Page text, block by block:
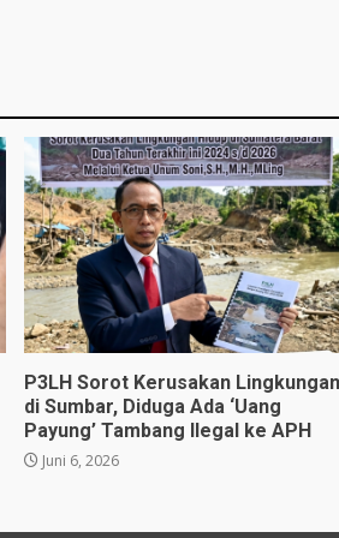
P3LH Sorot Kerusakan Lingkungan
di Sumbar, Diduga Ada ‘Uang
Payung’ Tambang Ilegal ke APH
Juni 6, 2026